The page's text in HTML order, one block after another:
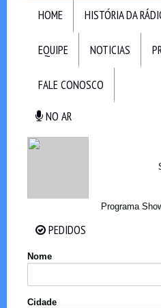
HOME HISTÓRIA DA
EQUIPE NOTICIAS
FALE CONOSCO
NO AR
Programa
PEDIDOS
Nome
Cidade